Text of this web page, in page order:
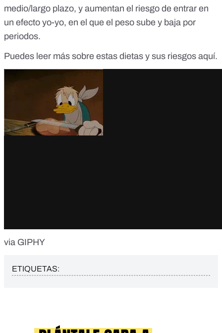
medio/largo plazo, y aumentan el riesgo de entrar en
un efecto yo-yo, en el que el peso sube y baja por
periodos.
Puedes leer más sobre estas dietas y sus riesgos aquí.
via GIPHY
ETIQUETAS: